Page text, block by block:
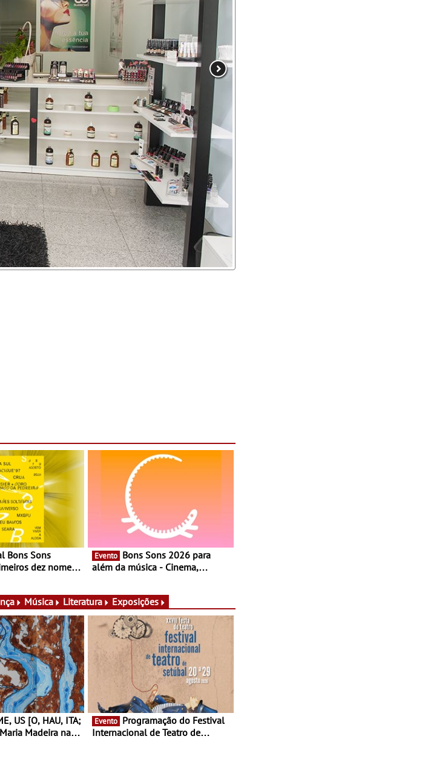
dez nomes
Evento
além da música - Cinema,
muito mais
Música Literatura Exposições
Madeira na
Evento
Internacional de Teatro de